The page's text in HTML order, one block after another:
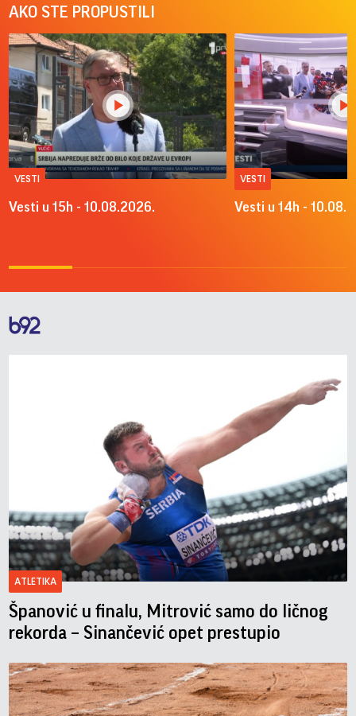
AKO STE PROPUSTILI
VESTI
Vesti u 15h - 10.08.2026.
VESTI
Vesti u 14h -
ATLETIKA
Španović u finalu, Mitrović samo do ličnog
rekorda – Sinančević opet prestupio